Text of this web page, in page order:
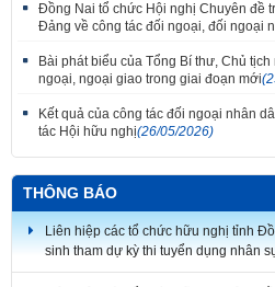
Đồng Nai tổ chức Hội nghị Chuyên đề
Đảng về công tác đối ngoại, đối ngoại
Bài phát biểu của Tổng Bí thư, Chủ
ngoại, ngoại giao trong giai đoạn mới
Kết quả của công tác đối ngoại nhân
tác Hội hữu nghị(26/05/2026)
THÔNG BÁO
Liên hiệp các tổ chức hữu nghị tỉnh
sinh tham dự kỳ thi tuyển dụng nhân